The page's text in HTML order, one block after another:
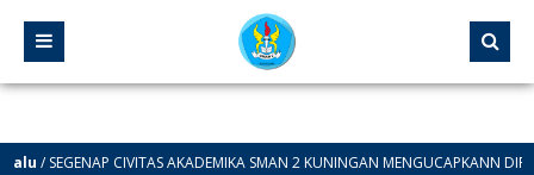
CIVITAS AKADEMIKA SMAN 2 KUNINGAN MENGUCAPKANN